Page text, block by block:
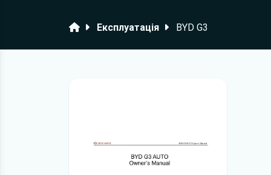
ГоловнаЕксплуатація BYD G3